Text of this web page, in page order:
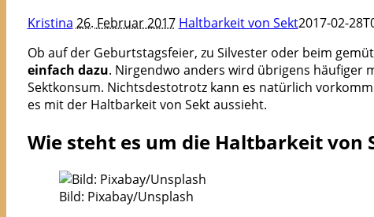
Kristina 26. Februar 2017 Haltbarkeit von Sekt2017-02-
Ob auf der Geburtstagsfeier, zu Silvester oder beim
einfach dazu. Nirgendwo anders wird übrigens häufiger
Sektkonsum. Nichtsdestotrotz kann es natürlich
es mit der Haltbarkeit von Sekt aussieht.
Wie steht es um die Haltbarkeit von
Bild: Pixabay/Unsplash